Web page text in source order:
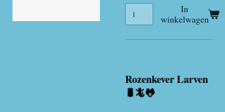
In
winkelwagen
Rozenkever Larven
🐛🦎🐸